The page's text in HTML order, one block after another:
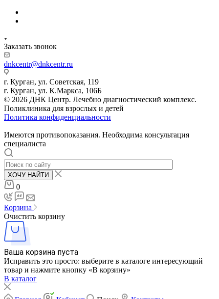
Заказать звонок
dnkcentr@dnkcentr.ru
г. Курган, ул. Советская, 119
г. Курган, ул. К.Маркса, 106Б
© 2026 ДНК Центр. Лечебно диагностический комплекс.
Поликлиника для взрослых и детей
Политика конфиденциальности
Имеются противопоказания. Необходима консультация
специалиста
ХОЧУ НАЙТИ
0
Корзина
Очистить корзину
Ваша корзина пуста
Исправить это просто: выберите в каталоге интересующий
товар и нажмите кнопку «В корзину»
В каталог